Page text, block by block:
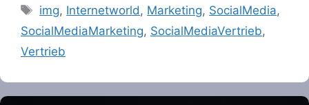
Tags
img, Internetworld, Marketing, SocialMedia,
SocialMediaMarketing, SocialMediaVertrieb,
Vertrieb